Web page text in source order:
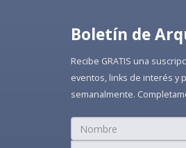
Boletín de
Recibe GRATIS una
eventos, links de interés y
semanalmente.